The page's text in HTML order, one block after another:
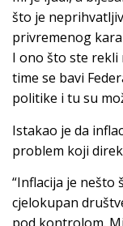
što je
privremenog
I ono što ste rekli
time se bavi
politike i tu su
Istakao je da
problem koji
“Inflacija je
cjelokupan